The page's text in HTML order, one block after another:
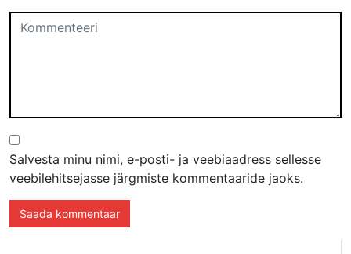
Salvesta minu nimi, e-posti- ja veebiaadress sellesse
veebilehitsejasse järgmiste kommentaaride jaoks.